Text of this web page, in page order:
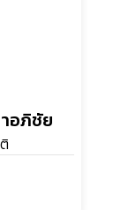
อภิชัย